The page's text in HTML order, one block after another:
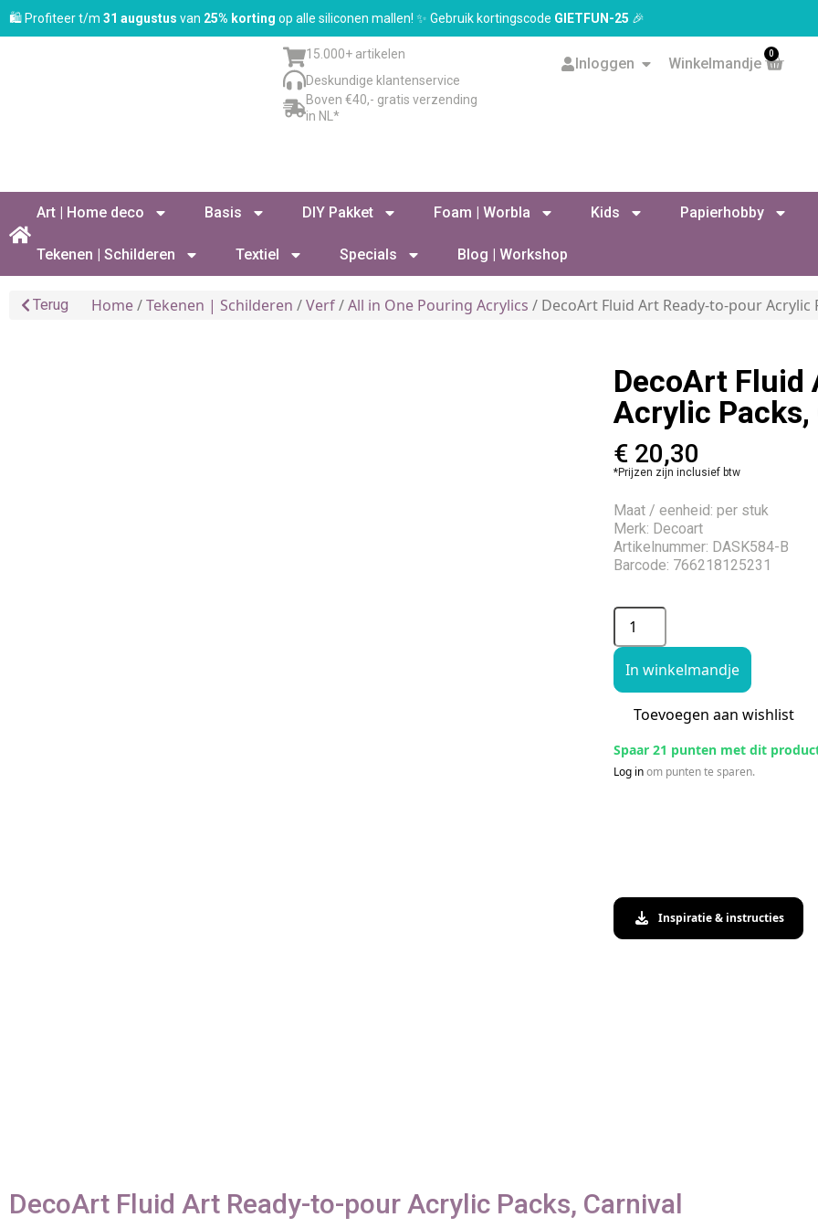
🛍️ Profiteer t/m 31 augustus van 25% korting op alle siliconen mallen! ✨ Gebruik kortingscode GIETFUN-25 🎉
15.000+ artikelen
Deskundige klantenservice
Boven €40,- gratis verzending
in NL*
Inloggen Winkelmandje
0
Art | Home deco Basis DIY Pakket Foam | Worbla Kids Papierhobby
Tekenen | Schilderen Textiel Specials Blog | Workshop
Terug Home/Tekenen | Schilderen /Verf/All in One Pouring Acrylics / DecoArt Fluid Art Ready-to-pour Acrylic
DecoArt Fluid
Acrylic Packs,
€ 20,30
*Prijzen zijn inclusief btw
Maat / eenheid: per stuk
Merk: Decoart
Artikelnummer: DASK584-B
Barcode: 766218125231
In winkelmandje
Toevoegen aan wishlist
Spaar 21 punten met dit
Log inom punten te sparen.
Inspiratie & instructies
DecoArt Fluid Art Ready-to-pour Acrylic Packs, Carnival